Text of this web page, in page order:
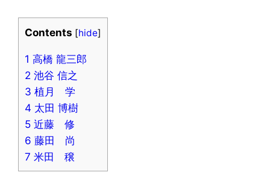
Contents [hide]
1 高橋 龍三郎
2 池谷 信之
3 植月 学
4 太田 博樹
5 近藤 修
6 藤田 尚
7 米田 穣